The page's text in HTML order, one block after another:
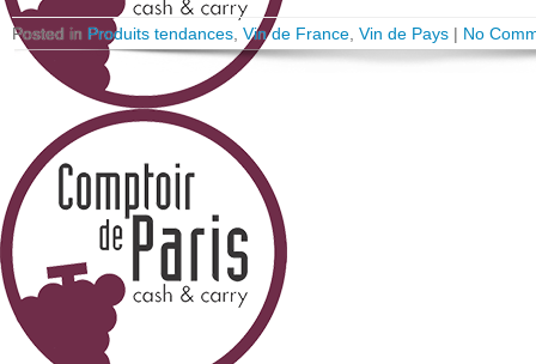
Posted in Produits tendances Vin de France Vin de Pays | No